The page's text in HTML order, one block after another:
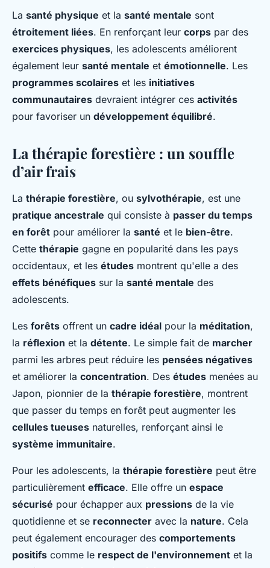
La santé physique et la santé mentale sont
étroitement liées. En renforçant leur corps par des
exercices physiques, les adolescents améliorent
également leur santé mentale et émotionnelle. Les
programmes scolaires et les initiatives
communautaires devraient intégrer ces activités
pour favoriser un développement équilibré.
La thérapie forestière : un souffle
d’air frais
La thérapie forestière, ou sylvothérapie, est une
pratique ancestrale qui consiste à passer du temps
en forêt pour améliorer la santé et le bien-être.
Cette thérapie gagne en popularité dans les pays
occidentaux, et les études montrent qu'elle a des
effets bénéfiques sur la santé mentale des
adolescents.
Les forêts offrent un cadre idéal pour la méditation,
la réflexion et la détente. Le simple fait de marcher
parmi les arbres peut réduire les pensées négatives
et améliorer la concentration. Des études menées au
Japon, pionnier de la thérapie forestière, montrent
que passer du temps en forêt peut augmenter les
cellules tueuses naturelles, renforçant ainsi le
système immunitaire.
Pour les adolescents, la thérapie forestière peut être
particulièrement efficace. Elle offre un espace
sécurisé pour échapper aux pressions de la vie
quotidienne et se reconnecter avec la nature. Cela
peut également encourager des comportements
positifs comme le respect de l'environnement et la